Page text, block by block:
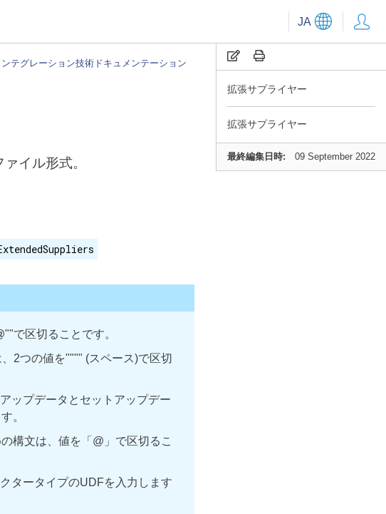
JA
拡張サプライヤー
拡張サプライヤー
最終編集日時: 09 September 2022
ンテグレーション技術ドキュメンテーション
イル形式。
で区切ることです。
2つの値を"""" (スペース)で区切
ップデータとセットアップデー
ます。
構文は、値を「@」で区切るこ
タータイプのUDFを入力します